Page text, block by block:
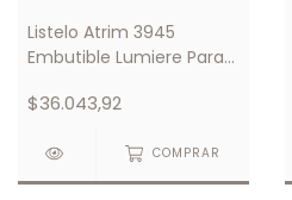
Listelo Atrim 3945
Embutible Lumiere Para
$36.043,92
COMPRAR